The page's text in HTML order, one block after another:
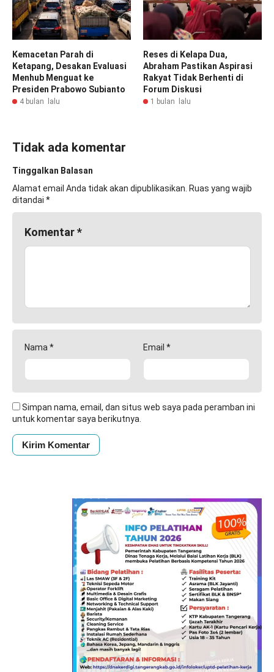
Kemacetan Parah di
Ketapang, Desakan Evaluasi
Menhub Menguat ke
Presiden Prabowo Subianto
4 bulan lalu
Reses di Kelapa Dua,
Abraham Pastikan Aspirasi
Rakyat Tidak Berhenti di
Forum Diskusi
1 bulan lalu
Tidak ada komentar
Tinggalkan Balasan
Alamat email Anda tidak akan dipublikasikan. Ruas yang wajib
ditandai *
Komentar*
Nama* Email *
Simpan nama, email, dan situs web saya pada peramban ini
untuk komentar saya berikutnya.